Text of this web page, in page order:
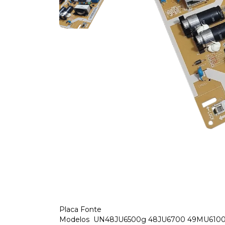
Placa Fonte
Modelos UN48JU6500g 48JU6700